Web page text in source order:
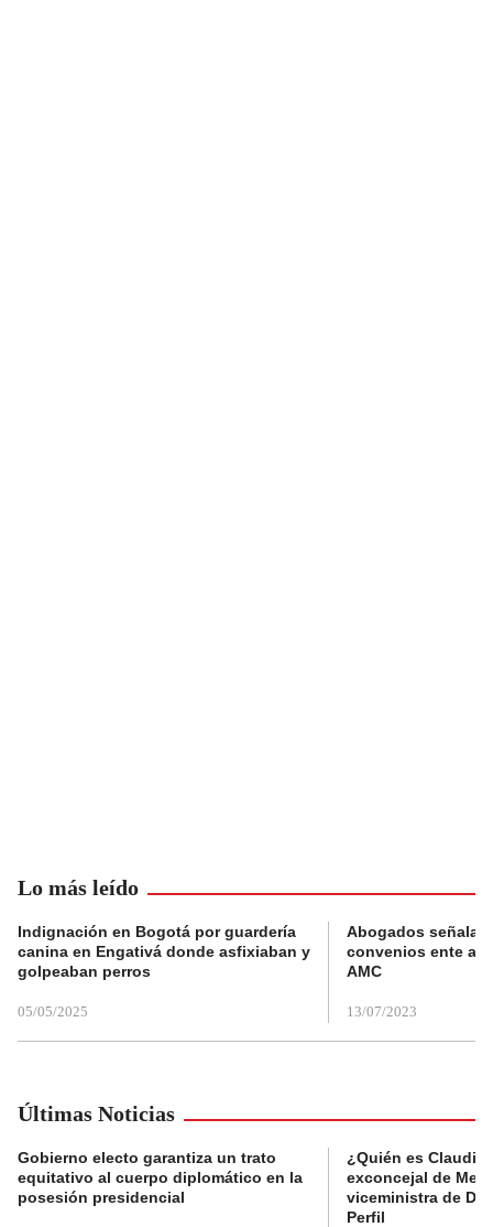
Lo más leído
Indignación en Bogotá por guardería
canina en Engativá donde asfixiaban y
golpeaban perros
05/05/2025
Abogados
convenios ente
AMC
13/07/2023
Últimas Noticias
Gobierno electo garantiza un trato
equitativo al cuerpo diplomático en la
posesión presidencial
¿Quién es Claudia
exconcejal de
viceministra de
Perfil